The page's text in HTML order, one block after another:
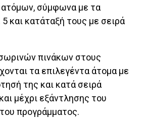
σύμφωνα με τα
5 και κατάταξή τους με σειρά
πινάκων στους
τα επιλεγέντα άτομα με
της και κατά σειρά
μέχρι εξάντλησης του
προγράμματος.